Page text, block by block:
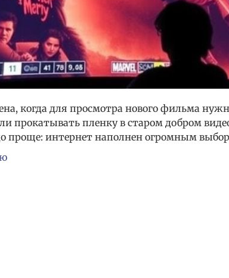
когда для просмотра нового фильма
прокатывать пленку в старом добром
проще: интернет наполнен огромным